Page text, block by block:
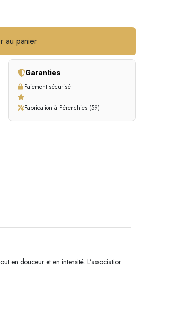
au panier
Garanties
Paiement sécurisé
Fabrication à Pérenchies (59)
en douceur et en intensité. L’association